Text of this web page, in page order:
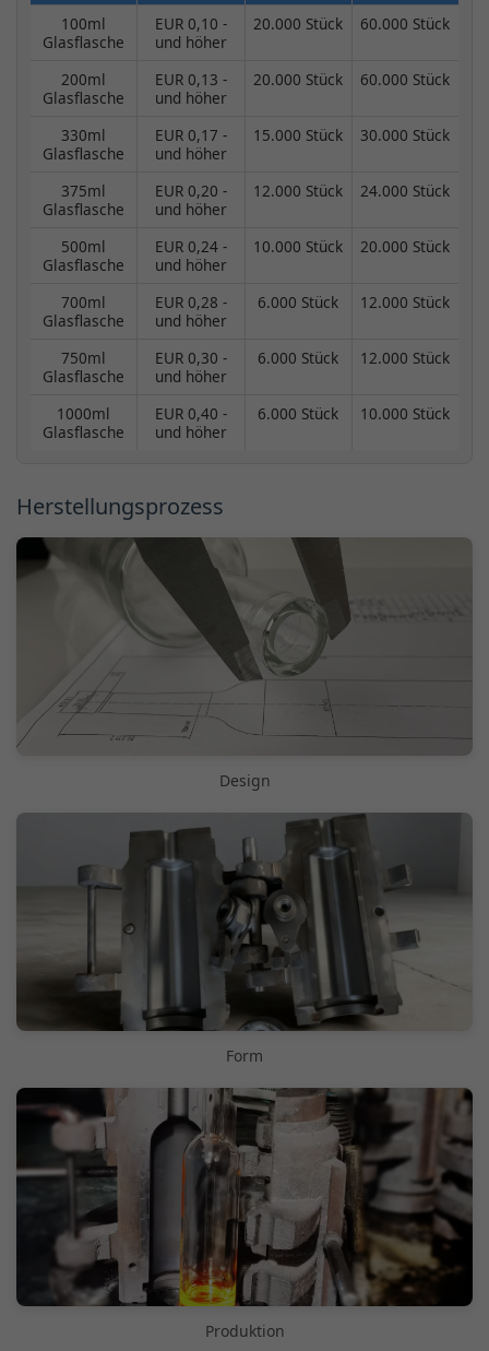
100ml
Glasflasche
EUR 0,10 -
und höher
20.000 Stück 60.000 Stück
200ml
Glasflasche
EUR 0,13 -
und höher
20.000 Stück 60.000 Stück
330ml
Glasflasche
EUR 0,17 -
und höher
15.000 Stück 30.000 Stück
375ml
Glasflasche
EUR 0,20 -
und höher
12.000 Stück 24.000 Stück
500ml
Glasflasche
EUR 0,24 -
und höher
10.000 Stück 20.000 Stück
700ml
Glasflasche
EUR 0,28 -
und höher
6.000 Stück 12.000 Stück
750ml
Glasflasche
EUR 0,30 -
und höher
6.000 Stück 12.000 Stück
1000ml
Glasflasche
EUR 0,40 -
und höher
6.000 Stück 10.000 Stück
Herstellungsprozess
Design
Form
Produktion